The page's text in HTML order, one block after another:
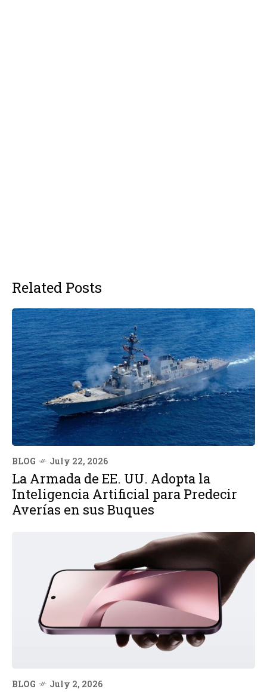
Related Posts
BLOG July 22, 2026
La Armada de EE. UU. Adopta la
Inteligencia Artificial para Predecir
Averías en sus Buques
BLOG July 2, 2026